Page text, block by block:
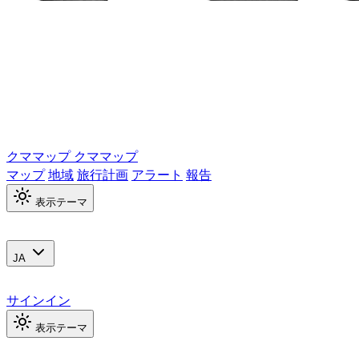
クママップ クママップ
マップ地域旅行計画 アラート 報告
表示テーマ
JA
サインイン
表示テーマ